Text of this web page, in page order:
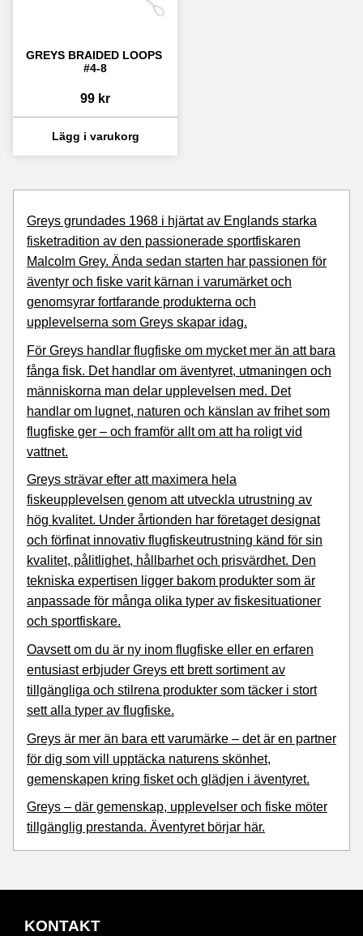
GREYS BRAIDED LOOPS
#4-8
99 kr
Greys grundades 1968 i hjärtat av Englands starka
fisketradition av den passionerade sportfiskaren
Malcolm Grey. Ända sedan starten har passionen för
äventyr och fiske varit kärnan i varumärket och
genomsyrar fortfarande produkterna och
upplevelserna som Greys skapar idag.
För Greys handlar flugfiske om mycket mer än att bara
fånga fisk. Det handlar om äventyret, utmaningen och
människorna man delar upplevelsen med. Det
handlar om lugnet, naturen och känslan av frihet som
flugfiske ger – och framför allt om att ha roligt vid
vattnet.
Greys strävar efter att maximera hela
fiskeupplevelsen genom att utveckla utrustning av
hög kvalitet. Under årtionden har företaget designat
och förfinat innovativ flugfiskeutrustning känd för sin
kvalitet, pålitlighet, hållbarhet och prisvärdhet. Den
tekniska expertisen ligger bakom produkter som är
anpassade för många olika typer av fiskesituationer
och sportfiskare.
Oavsett om du är ny inom flugfiske eller en erfaren
entusiast erbjuder Greys ett brett sortiment av
tillgängliga och stilrena produkter som täcker i stort
sett alla typer av flugfiske.
Greys är mer än bara ett varumärke – det är en partner
för dig som vill upptäcka naturens skönhet,
gemenskapen kring fisket och glädjen i äventyret.
Greys – där gemenskap, upplevelser och fiske möter
tillgänglig prestanda. Äventyret börjar här.
KONTAKT